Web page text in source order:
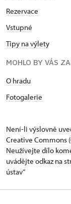
Rezervace
Vstupné
Tipy na výlety
MOHLO BY VÁS
O hradu
Fotogalerie
Není-li výslovně
Creative Commons
Neužívejte dílo
uvádějte odkaz na
ústav“